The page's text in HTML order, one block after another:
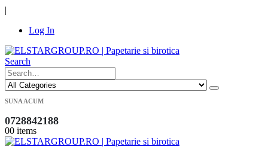
|
Log In
Search
SUNA ACUM
0728842188
00 items